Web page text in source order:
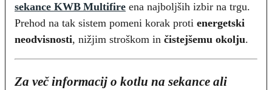
sekance KWB Multifire ena najboljših izbir na trgu.
Prehod na tak sistem pomeni korak proti energetski
neodvisnosti, nižjim stroškom in čistejšemu okolju.
Za več informacij o kotlu na sekance ali